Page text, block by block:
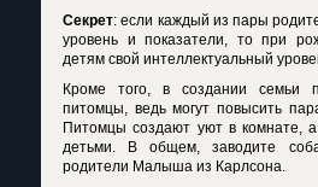
Секрет: если каждый из пары
уровень и показатели, то при
детям свой интеллектуальный
Кроме того, в создании семьи
питомцы, ведь могут повысить
Питомцы создают уют в комнате, а
детьми. В общем, заводите
родители Малыша из Карлсона.